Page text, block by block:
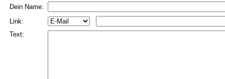
Dein Name:
Link:
Text: